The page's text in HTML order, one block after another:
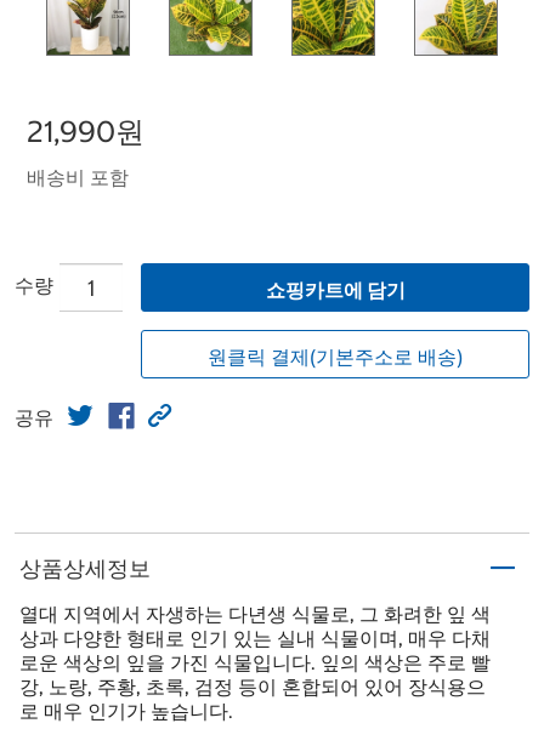
21,990원
배송비 포함
수량 쇼핑카트에 담기
원클릭 결제(기본주소로 배송)
공유
상품상세정보
열대 지역에서 자생하는 다년생 식물로, 그 화려한 잎 색
상과 다양한 형태로 인기 있는 실내 식물이며, 매우 다채
로운 색상의 잎을 가진 식물입니다. 잎의 색상은 주로 빨
강, 노랑, 주황, 초록, 검정 등이 혼합되어 있어 장식용으
로 매우 인기가 높습니다.